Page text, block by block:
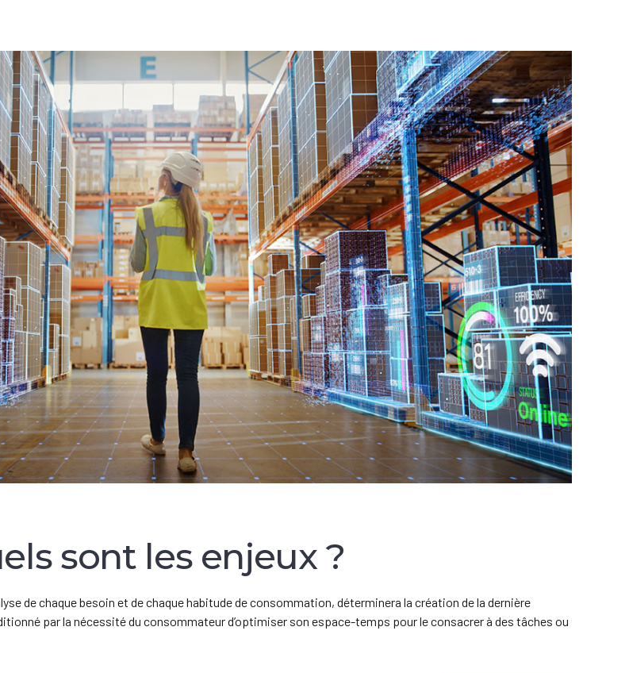
sont les enjeux ?
de chaque besoin et de chaque habitude de consommation, déterminera la création de la dernière
par la nécessité du consommateur d’optimiser son espace-temps pour le consacrer à des tâches ou